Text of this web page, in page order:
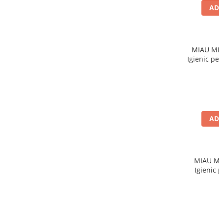
MIAU
Igienic
MIAU
Igienic